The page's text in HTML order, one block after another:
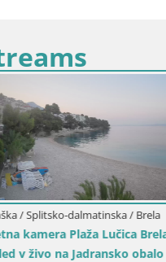
/ Splitsko-dalmatinska / Brela
kamera Plaža Lučica Brela –
v živo na Jadransko obalo